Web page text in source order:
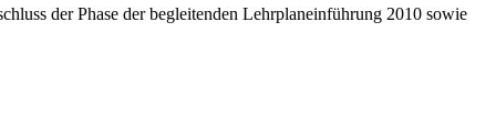
der Phase der begleitenden Lehrplaneinführung 2010 sowie